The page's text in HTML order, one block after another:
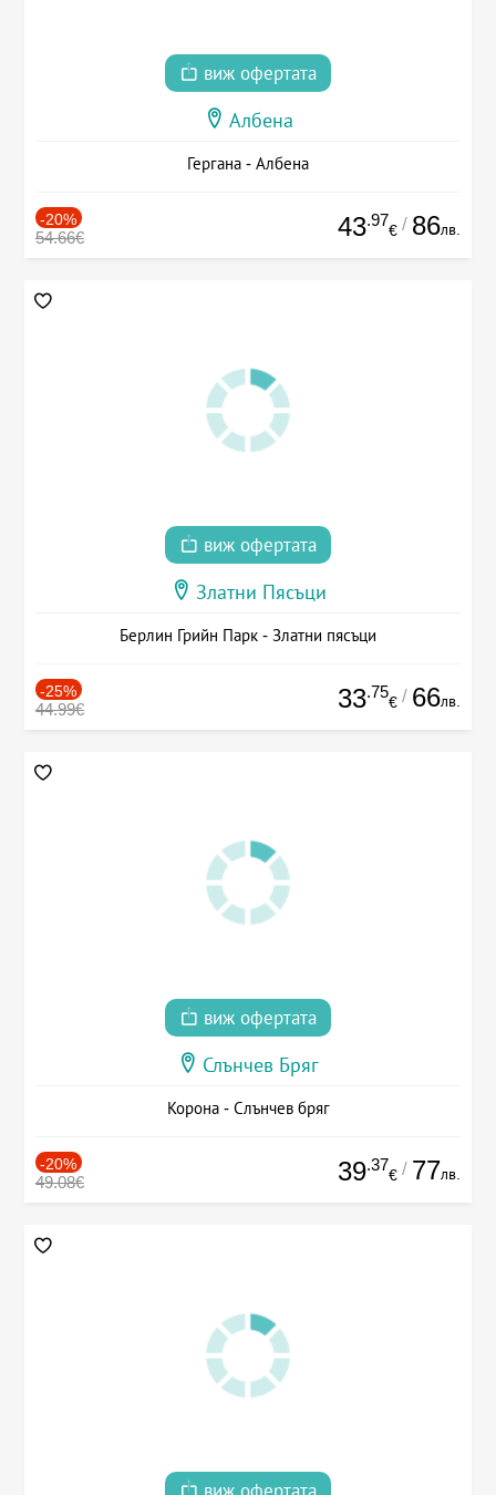
виж офертата
Албена
Гергана - Албена
-20%
54.66€ 43.97
€ / 86лв.
виж офертата
Златни Пясъци
Берлин Грийн Парк - Златни пясъци
-25%
44.99€ 33.75
€ / 66лв.
виж офертата
Слънчев Бряг
Корона - Слънчев бряг
-20%
49.08€ 39.37
€ / 77лв.
виж офертата